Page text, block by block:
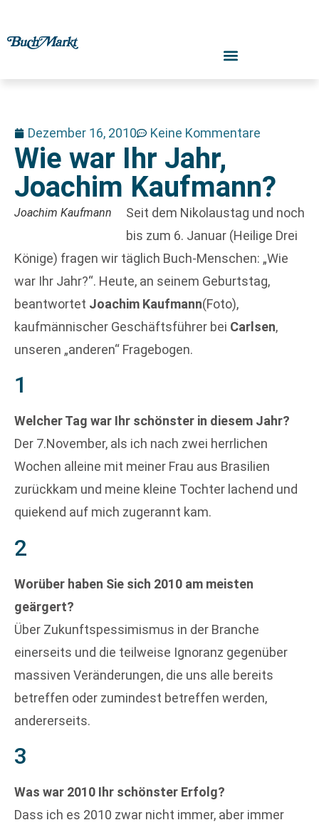
Dezember 16, 2010 Keine Kommentare
Wie war Ihr Jahr,
Joachim Kaufmann?
Joachim Kaufmann
Seit dem Nikolaustag und noch
bis zum 6. Januar (Heilige Drei
Könige) fragen wir täglich Buch-Menschen: „Wie
war Ihr Jahr?“. Heute, an seinem Geburtstag,
beantwortet Joachim Kaufmann(Foto),
kaufmännischer Geschäftsführer bei Carlsen,
unseren „anderen“ Fragebogen.
1
Welcher Tag war Ihr schönster in diesem Jahr?
Der 7.November, als ich nach zwei herrlichen
Wochen alleine mit meiner Frau aus Brasilien
zurückkam und meine kleine Tochter lachend und
quiekend auf mich zugerannt kam.
2
Worüber haben Sie sich 2010 am meisten
geärgert?
Über Zukunftspessimismus in der Branche
einerseits und die teilweise Ignoranz gegenüber
massiven Veränderungen, die uns alle bereits
betreffen oder zumindest betreffen werden,
andererseits.
3
Was war 2010 Ihr schönster Erfolg?
Dass ich es 2010 zwar nicht immer, aber immer